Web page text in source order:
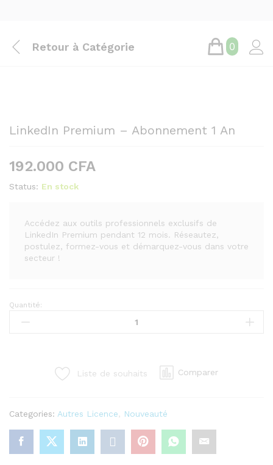
Retour à Catégorie 0
LinkedIn Premium – Abonnement 1 An
192.000 CFA
Status: En stock
Accédez aux outils professionnels exclusifs de
LinkedIn Premium pendant 12 mois. Réseautez,
postulez, formez-vous et démarquez-vous dans votre
secteur !
LinkedIn
Premium
Quantité:
Liste de souhaits Comparer
Categories: Autres Licence Nouveauté